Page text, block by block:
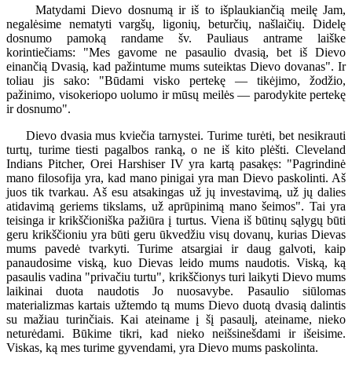
Matydami Dievo dosnumą ir iš to išplaukiančią meilę Jam,
negalėsime nematyti vargšų, ligonių, beturčių, našlaičių. Didelę
dosnumo pamoką randame šv. Pauliaus antrame laiške
korintiečiams: "Mes gavome ne pasaulio dvasią, bet iš Dievo
einančią Dvasią, kad pažintume mums suteiktas Dievo dovanas". Ir
toliau jis sako: "Būdami visko pertekę — tikėjimo, žodžio,
pažinimo, visokeriopo uolumo ir mūsų meilės — parodykite pertekę
ir dosnumo".
Dievo dvasia mus kviečia tarnystei. Turime turėti, bet nesikrauti
turtų, turime tiesti pagalbos ranką, o ne iš kito plėšti. Cleveland
Indians Pitcher, Orei Harshiser IV yra kartą pasakęs: "Pagrindinė
mano filosofija yra, kad mano pinigai yra man Dievo paskolinti. Aš
juos tik tvarkau. Aš esu atsakingas už jų investavimą, už jų dalies
atidavimą geriems tikslams, už aprūpinimą mano šeimos". Tai yra
teisinga ir krikščioniška pažiūra į turtus. Viena iš būtinų sąlygų būti
geru krikščioniu yra būti geru ūkvedžiu visų dovanų, kurias Dievas
mums pavedė tvarkyti. Turime atsargiai ir daug galvoti, kaip
panaudosime viską, kuo Dievas leido mums naudotis. Viską, ką
pasaulis vadina "privačiu turtu", krikščionys turi laikyti Dievo mums
laikinai duota naudotis Jo nuosavybe. Pasaulio siūlomas
materializmas kartais užtemdo tą mums Dievo duotą dvasią dalintis
su mažiau turinčiais. Kai ateiname į šį pasaulį, ateiname, nieko
neturėdami. Būkime tikri, kad nieko neišsinešdami ir išeisime.
Viskas, ką mes turime gyvendami, yra Dievo mums paskolinta.